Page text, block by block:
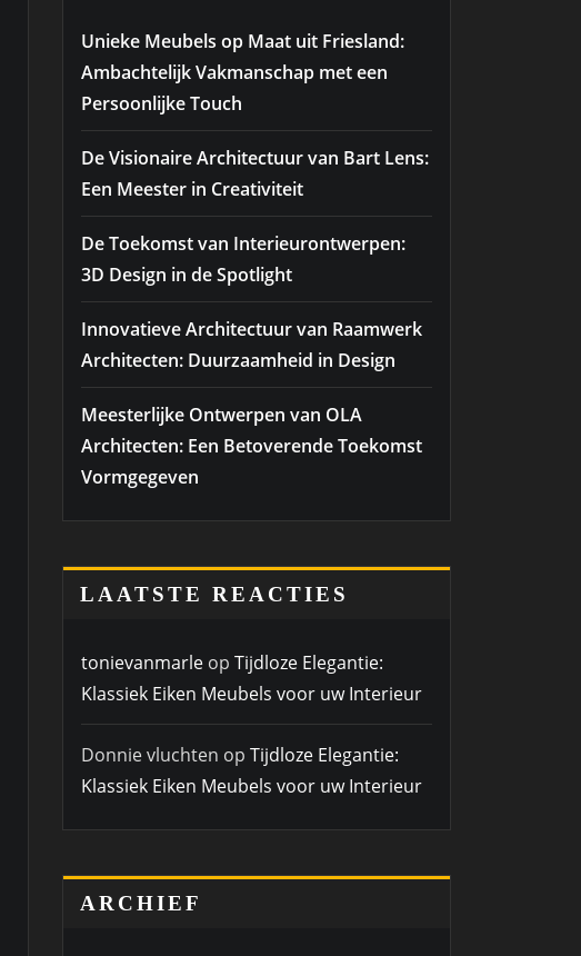
Unieke Meubels op Maat uit Friesland:
Ambachtelijk Vakmanschap met een
Persoonlijke Touch
De Visionaire Architectuur van Bart Lens:
Een Meester in Creativiteit
De Toekomst van Interieurontwerpen:
3D Design in de Spotlight
Innovatieve Architectuur van Raamwerk
Architecten: Duurzaamheid in Design
Meesterlijke Ontwerpen van OLA
Architecten: Een Betoverende Toekomst
Vormgegeven
LAATSTE REACTIES
tonievanmarle op Tijdloze Elegantie:
Klassiek Eiken Meubels voor uw Interieur
Donnie vluchten op Tijdloze Elegantie:
Klassiek Eiken Meubels voor uw Interieur
ARCHIEF